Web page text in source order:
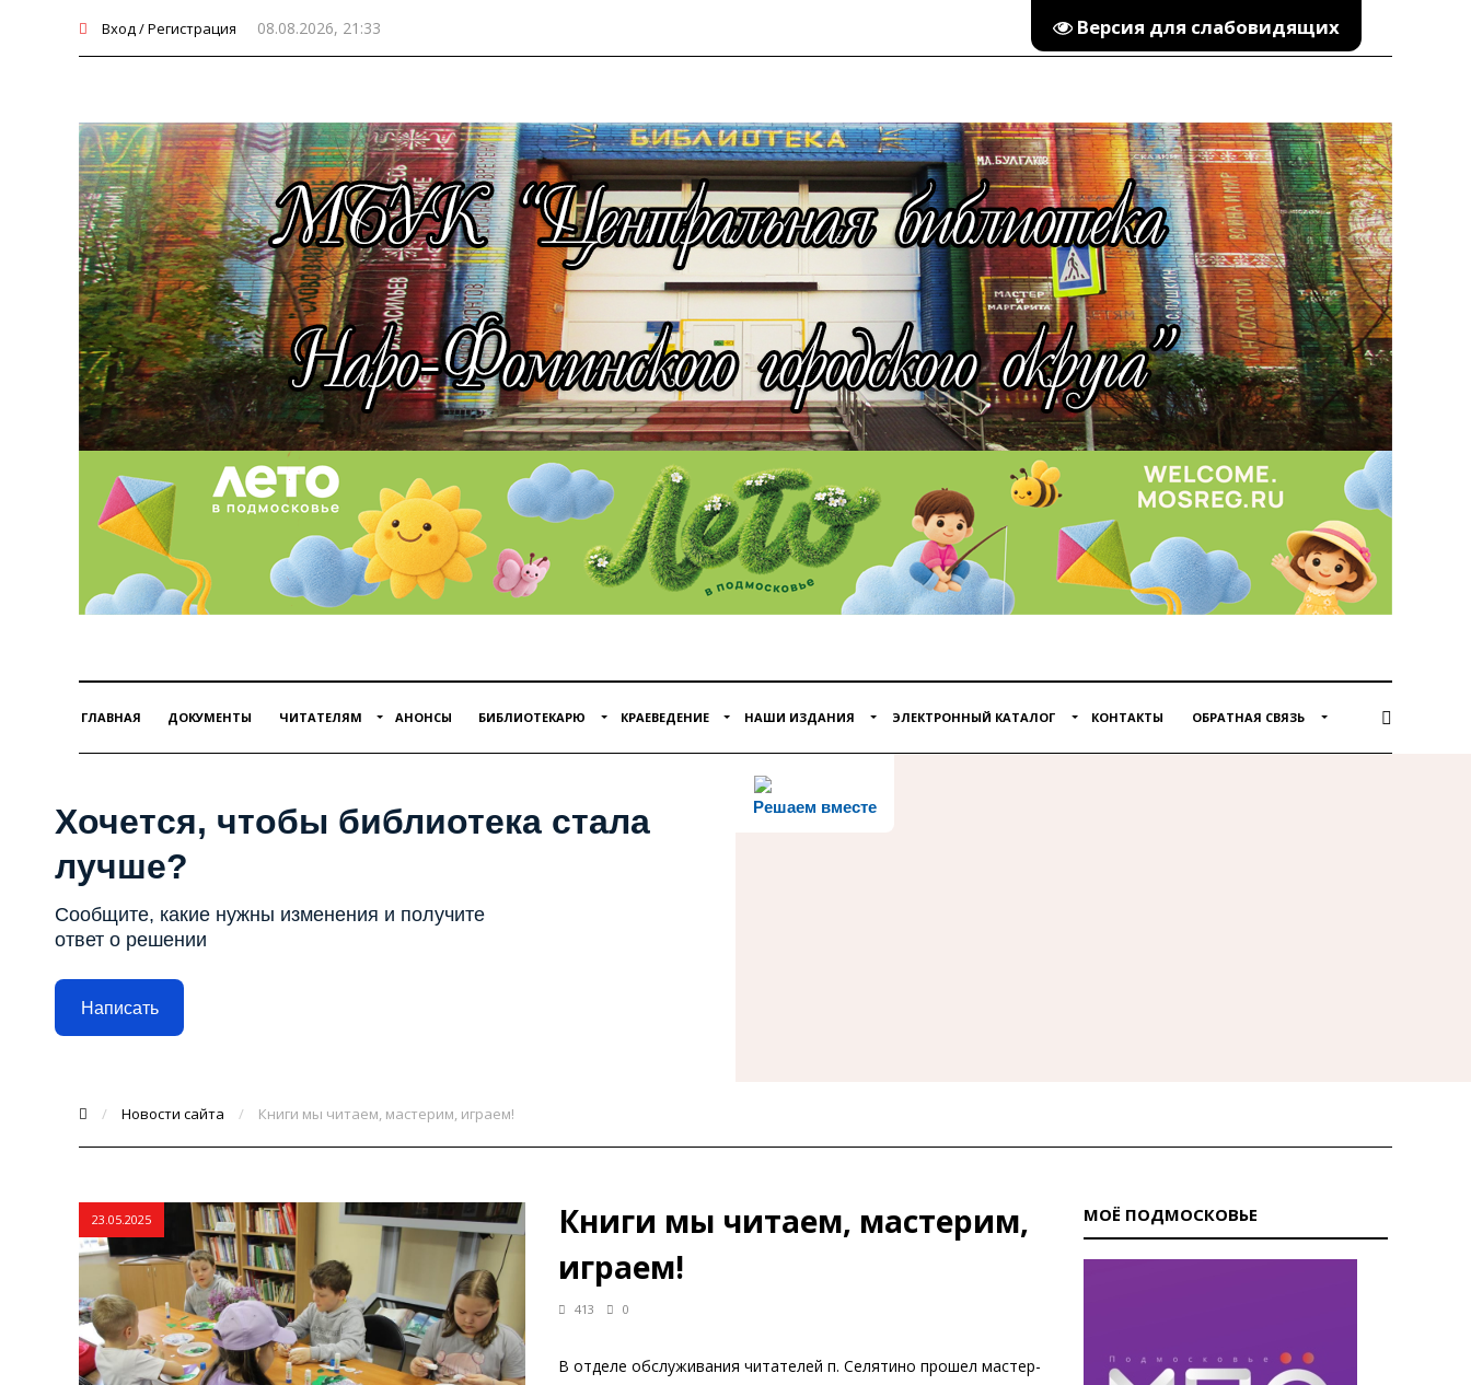
Версия для слабовидящих
Вход / Регистрация 08.08.2026, 21:33
ГЛАВНАЯ ДОКУМЕНТЫ ЧИТАТЕЛЯМ АНОНСЫ БИБЛИОТЕКАРЮ КРАЕВЕДЕНИЕ НАШИ ИЗДАНИЯ ЭЛЕКТРОННЫЙ КАТАЛОГ КОНТАКТЫ ОБРАТНАЯ СВЯЗЬ
Решаем вместе
Хочется, чтобы библиотека стала
лучше?
Сообщите, какие нужны изменения и получите
ответ о решении
Написать
/ Новости сайта / Книги мы читаем, мастерим, играем!
23.05.2025
Книги мы читаем, мастерим,
играем!
413 0
В отделе обслуживания читателей п. Селятино прошел мастер-
МОЁ ПОДМОСКОВЬЕ